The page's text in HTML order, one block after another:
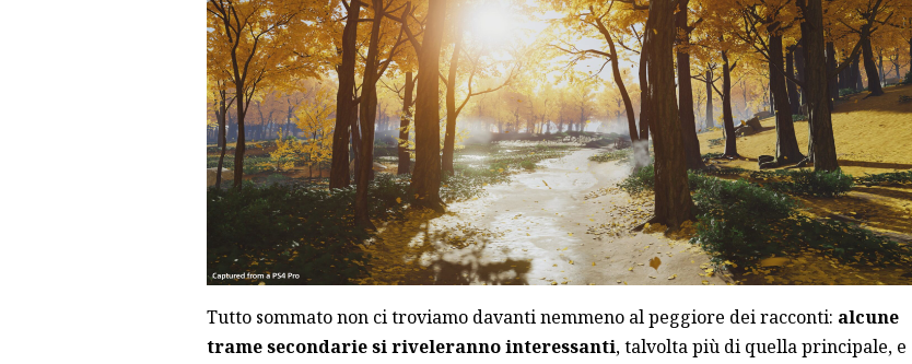
Tutto sommato non ci troviamo davanti nemmeno al peggiore dei racconti: alcune
trame secondarie si riveleranno interessanti, talvolta più di quella principale, e